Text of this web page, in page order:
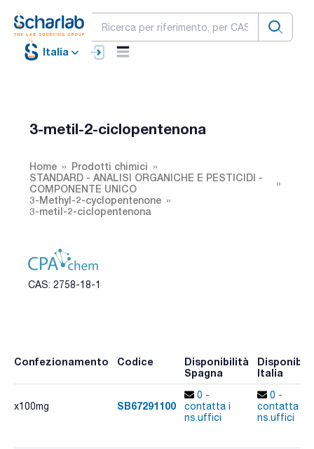
Italia
3-metil-2-ciclopentenona
Home
Prodotti chimici
STANDARD - ANALISI ORGANICHE E PESTICIDI -
COMPONENTE UNICO
3-Methyl-2-cyclopentenone
3-metil-2-ciclopentenona
CAS: 2758-18-1
Confezionamento Codice
Disponibilità
Spagna
Italia
x100mg SB67291100
0 -
contatta i
ns.uffici
0 -
contatta i
ns.uffici